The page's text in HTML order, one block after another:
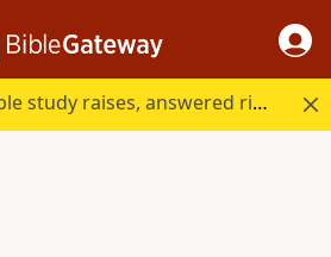
Every question Bible study raises, answered right here.